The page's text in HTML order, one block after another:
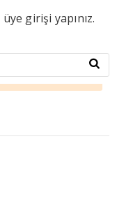
üye girişi yapınız.